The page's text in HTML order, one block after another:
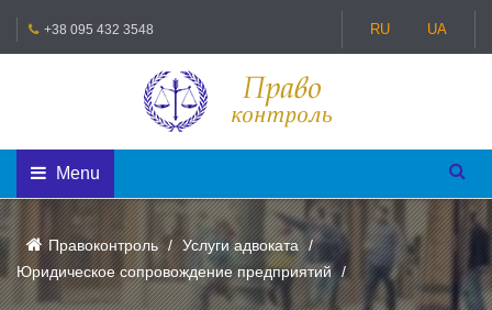
+38 095 432 3548 RU UA
Menu
Правоконтроль
Услуги адвоката
Юридическое сопровождение предприятий